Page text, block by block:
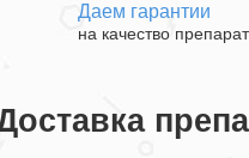
Даем гарантии
на качество